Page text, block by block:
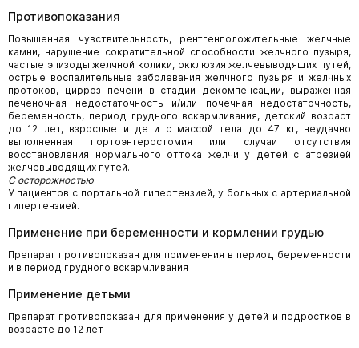
Противопоказания
Повышенная чувствительность, рентгенположительные желчные
камни, нарушение сократительной способности желчного пузыря,
частые эпизоды желчной колики, окклюзия желчевыводящих путей,
острые воспалительные заболевания желчного пузыря и желчных
протоков, цирроз печени в стадии декомпенсации, выраженная
печеночная недостаточность и/или почечная недостаточность,
беременность, период грудного вскармливания, детский возраст
до 12 лет, взрослые и дети с массой тела до 47 кг, неудачно
выполненная портоэнтеростомия или случаи отсутствия
восстановления нормального оттока желчи у детей с атрезией
желчевыводящих путей.
С осторожностью
У пациентов с портальной гипертензией, у больных с артериальной
гипертензией.
Применение при беременности и кормлении грудью
Препарат противопоказан для применения в период беременности
и в период грудного вскармливания
Применение детьми
Препарат противопоказан для применения у детей и подростков в
возрасте до 12 лет